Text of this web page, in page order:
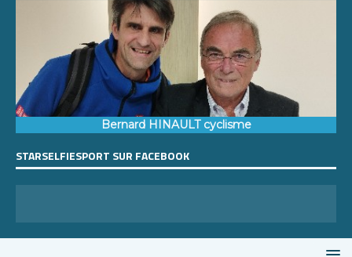
Bernard HINAULT cyclisme
STARSELFIESPORT SUR FACEBOOK